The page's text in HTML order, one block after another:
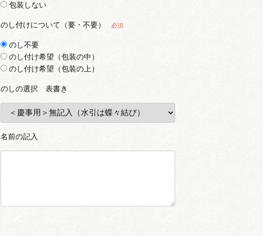
包装しない
のし付けについて（要・不要） 必須
のし不要
のし付け希望（包装の中）
のし付け希望（包装の上）
のしの選択 表書き
名前の記入